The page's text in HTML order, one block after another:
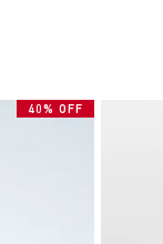
40% OFF